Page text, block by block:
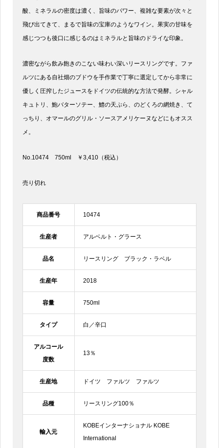
酸、ミネラルの密度は濃く、旨味のパワー、複雑な要素が次々と
飛び出てきて、まるで旨味の宝庫のようなワイン。果実の甘味を
感じつつも後口に感じるのはミネラルと旨味のドライな印象。
濃密ながら飲み飽きのこない味わい深いリースリングです。ファ
ルツにある自社畑のブドウを手作業で丁寧に選定してから非常に
優しく圧搾したジュースをドイツの伝統的な方法で発酵。シャル
キュトリ、鮑バターソテー、鱧の天ぷら、のどくろの網焼き、て
っちり、オマールのグリル・ソースアメリケーヌなどにもオスス
メ。
No.10474 750ml ￥3,410（税込）
売り切れ
商品番号 10474
生産者 アルベルト・グラース
品名 リースリング ブラック・ラベル
生産年 2018
容量 750ml
タイプ 白／辛口
アルコール
度数
13％
生産地 ドイツ ファルツ ファルツ
品種 リースリング100％
輸入元
KOBEインターナショナル KOBE
International